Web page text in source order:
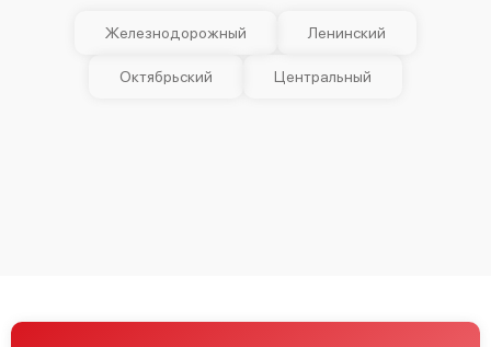
Железнодорожный Ленинский
Октябрьский Центральный